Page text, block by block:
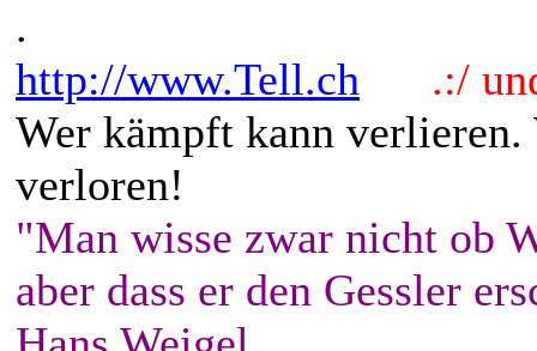
.
http://www.Tell.ch
.:/
Wer kämpft kann
verloren!
"Man wisse zwar nicht ob
aber dass er den Gessler